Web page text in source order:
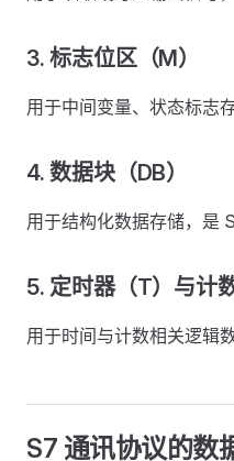
3. 标志位区（M）
用于中间变量、状态标志存
4. 数据块（DB）
用于结构化数据存储，是
5. 定时器（T）与计
用于时间与计数相关逻辑
S7 通讯协议的数